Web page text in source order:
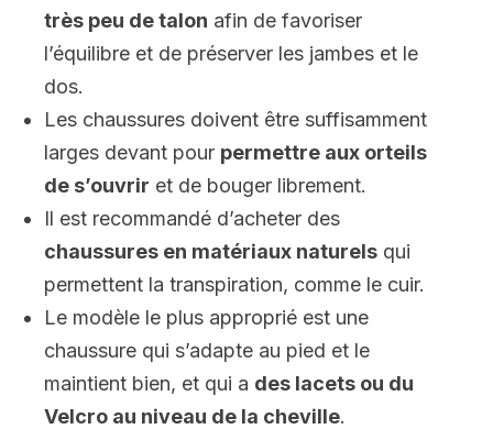
très peu de talon afin de favoriser
l’équilibre et de préserver les jambes et le
dos.
Les chaussures doivent être suffisamment
larges devant pour permettre aux orteils
de s’ouvrir et de bouger librement.
Il est recommandé d’acheter des
chaussures en matériaux naturels qui
permettent la transpiration, comme le cuir.
Le modèle le plus approprié est une
chaussure qui s’adapte au pied et le
maintient bien, et qui a des lacets ou du
Velcro au niveau de la cheville.